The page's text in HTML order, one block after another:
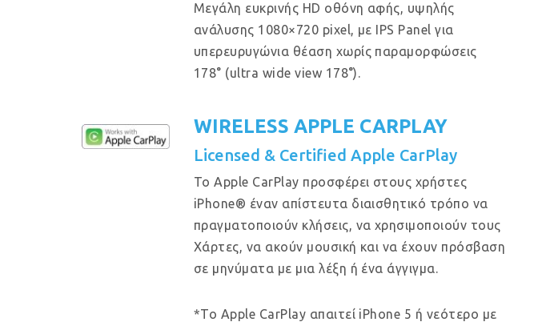
Μεγάλη ευκρινής HD οθόνη αφής, υψηλής
ανάλυσης 1080×720 pixel, με IPS Panel για
υπερευρυγώνια θέαση χωρίς παραμορφώσεις
178° (ultra wide view 178°).
WIRELESS APPLE CARPLAY
Licensed & Certified Apple CarPlay
Το Apple CarPlay προσφέρει στους χρήστες
iPhone® έναν απίστευτα διαισθητικό τρόπο να
πραγματοποιούν κλήσεις, να χρησιμοποιούν τους
Χάρτες, να ακούν μουσική και να έχουν πρόσβαση
σε μηνύματα με μια λέξη ή ένα άγγιγμα.
*Το Apple CarPlay απαιτεί iPhone 5 ή νεότερο με